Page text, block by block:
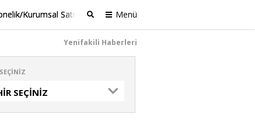
Kurumsal Satış Menü
Ara
Yenifakili Haberleri
SEÇINIZ